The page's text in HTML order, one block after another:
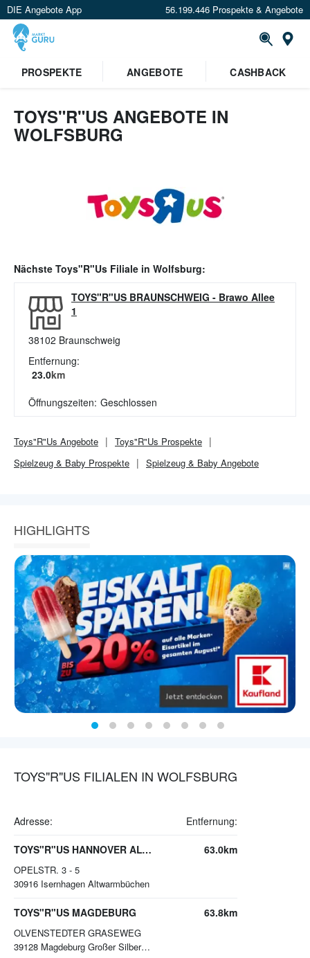
DIE Angebote App 56.199.446 Prospekte & Angebote
PROSPEKTE
ANGEBOTE CASHBACK
TOYS"R"US ANGEBOTE IN
WOLFSBURG
Nächste Toys"R"Us Filiale in Wolfsburg:
TOYS"R"US BRAUNSCHWEIG - Brawo Allee
1
38102 Braunschweig
Entfernung:
23.0km
Öffnungszeiten: Geschlossen
Toys"R"Us Angebote Toys"R"Us Prospekte
Spielzeug & Baby Prospekte Spielzeug & Baby Angebote
HIGHLIGHTS
TOYS"R"US FILIALEN IN WOLFSBURG
Adresse: Entfernung:
TOYS"R"US HANNOVER ALTWARMBUECHEN
OPELSTR. 3 - 5
30916 Isernhagen Altwarmbüchen
63.0km
TOYS"R"US MAGDEBURG
OLVENSTEDTER GRASEWEG
39128 Magdeburg Großer Silberberg
63.8km